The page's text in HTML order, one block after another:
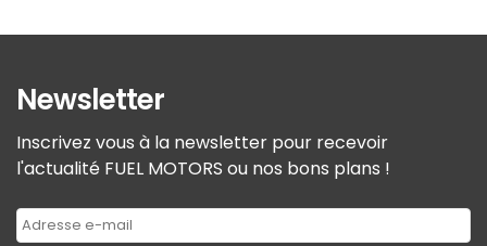
Newsletter
Inscrivez vous à la newsletter pour recevoir
l'actualité FUEL MOTORS ou nos bons plans !